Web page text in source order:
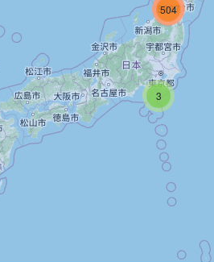
3
504
5087
5782